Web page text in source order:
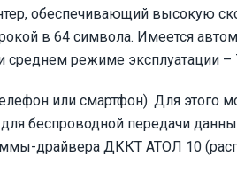
обеспечивающий высокую
в 64 символа. Имеется
среднем режиме эксплуатации –
или смартфон). Для этого
беспроводной передачи
драйвера ДККТ АТОЛ 10